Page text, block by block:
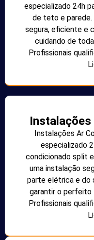
especializado 24h
de teto e parede.
segura, eficiente e
cuidando de
Profissionais
Instalações Ar
especializado
condicionado split
uma instalação
parte elétrica e do
garantir o perfeito
Profissionais